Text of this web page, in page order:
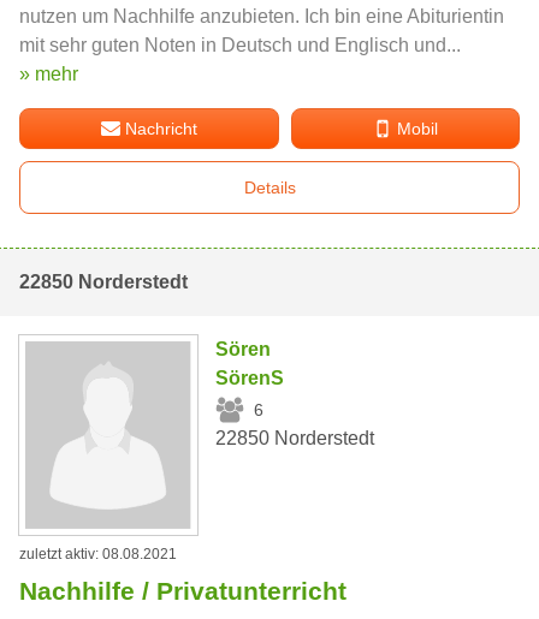
nutzen um Nachhilfe anzubieten. Ich bin eine Abiturientin
mit sehr guten Noten in Deutsch und Englisch und...
» mehr
Nachricht Mobil
Details
22850 Norderstedt
Sören
SörenS
6
22850 Norderstedt
zuletzt aktiv: 08.08.2021
Nachhilfe / Privatunterricht